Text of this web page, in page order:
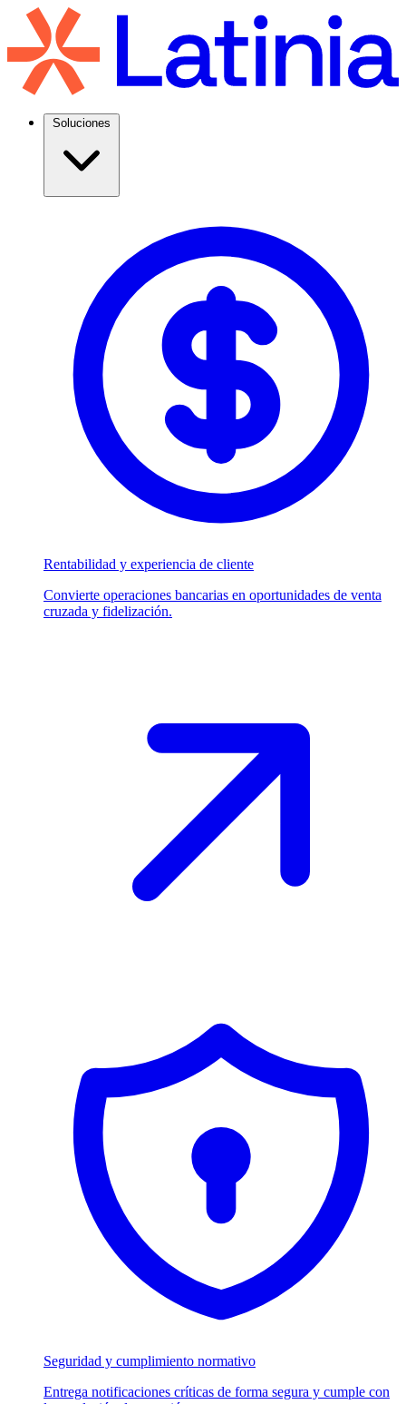
Soluciones
Rentabilidad y experiencia de cliente
Convierte operaciones bancarias en oportunidades de venta
cruzada y fidelización.
Seguridad y cumplimiento normativo
Entrega notificaciones críticas de forma segura y cumple con